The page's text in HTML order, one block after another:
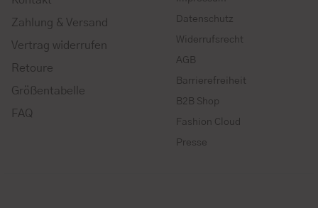
Zahlung & Versand
Vertrag widerrufen
Retoure
Größentabelle
FAQ
Datenschutz
Widerrufsrecht
AGB
Barrierefreiheit
B2B Shop
Fashion Cloud
Presse